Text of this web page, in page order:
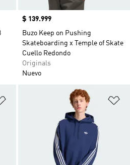
Precio
$ 139.999
Buzo Keep on Pushing
Skateboarding x Temple of Skate
Cuello Redondo
Originals
Nuevo
Añadir a la lista de deseos